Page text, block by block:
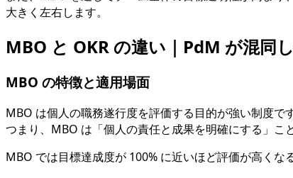
大きく左右します。
MBO と OKR の違い｜PdM が混同
MBO の特徴と適用場面
MBO は個人の職務遂行度を評価する目的が強い制度で
つまり、MBO は「個人の責任と成果を明確にする」こ
MBO では目標達成度が 100% に近いほど評価が高くな